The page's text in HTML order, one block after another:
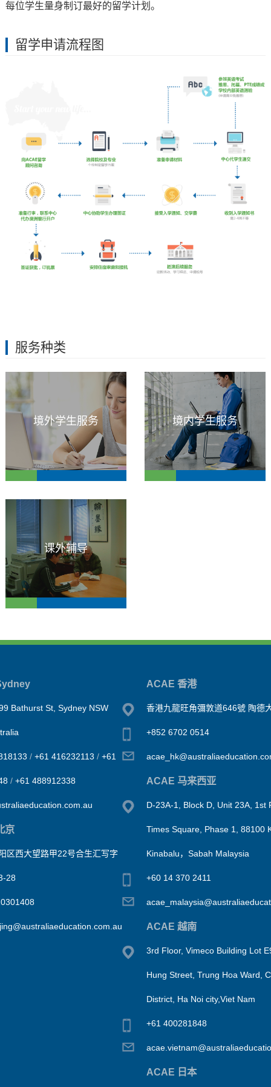
每位学生量身制订最好的留学计划。
留学申请流程图
服务种类
境外学生服务 境内学生服务
课外辅导
Bathurst St, Sydney NSW
/ +61 416232113 / +61
/ +61 488912338
京
区西大望路甲22号合生汇写字
28
ACAE 香港
香港九龍旺角彌敦道646號 陶德
+852 6702 0514
ACAE 马来西亚
D-23A-1, Block D, Unit 23A, 1st
Times Square, Phase 1, 88100
Kinabalu，Sabah Malaysia
+60 14 370 2411
ACAE 越南
3rd Floor, Vimeco Building Lot
Hung Street, Trung Hoa Ward,
District, Ha Noi city,Viet Nam
+61 400281848
ACAE 日本